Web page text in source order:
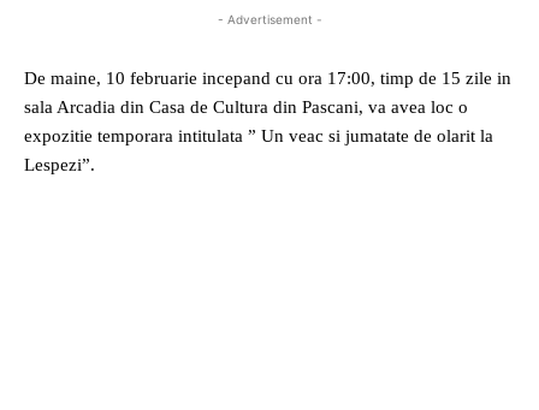
- Advertisement -
De maine, 10 februarie incepand cu ora 17:00, timp de 15 zile in
sala Arcadia din Casa de Cultura din Pascani, va avea loc o
expozitie temporara intitulata ” Un veac si jumatate de olarit la
Lespezi”.